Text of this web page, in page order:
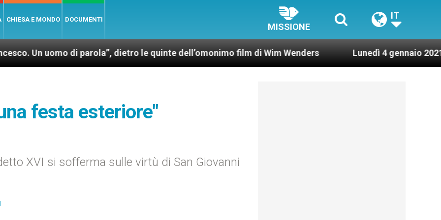
CHIESA E MONDO DOCUMENTI
MISSIONE
IT
di parola”, dietro le quinte dell’omonimo film di Wim Wenders Lunedì 4 gennaio 2021:
festa esteriore"
XVI si sofferma sulle virtù di San Giovanni